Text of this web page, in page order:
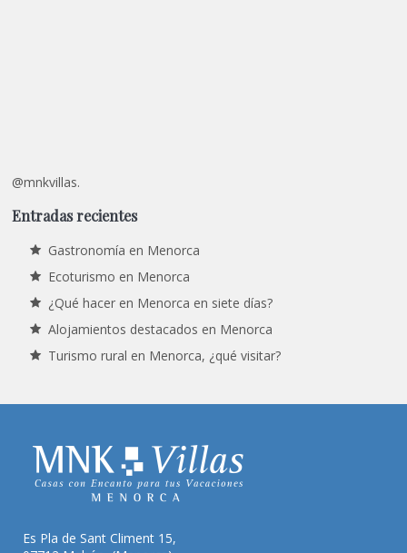
@mnkvillas.
Entradas recientes
Gastronomía en Menorca
Ecoturismo en Menorca
¿Qué hacer en Menorca en siete días?
Alojamientos destacados en Menorca
Turismo rural en Menorca, ¿qué visitar?
Es Pla de Sant Climent 15,